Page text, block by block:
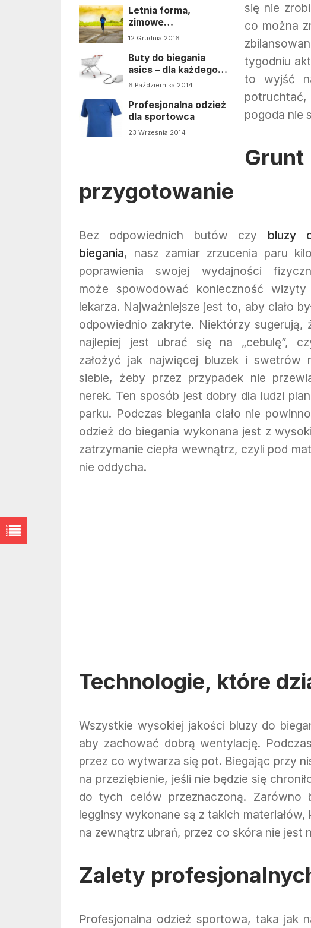
Letnia forma,
zimowe
przygotowania
12 Grudnia 2016
Buty do biegania
asics – dla każdego
coś dobrego
6 Października 2014
Profesjonalna odzież
dla sportowca
23 Września 2014
się nie
co można
tygodniu
to wyjść
pogoda nie
przygotowanie
Bez odpowiednich butów czy bluzy
biegania, nasz zamiar zrzucenia paru
poprawienia swojej wydajności
może spowodować konieczność
lekarza. Najważniejsze jest to, aby ciało
odpowiednio zakryte. Niektórzy sugerują,
najlepiej jest ubrać się na „cebulę”,
założyć jak najwięcej bluzek i swetrów
siebie, żeby przez przypadek nie
nerek. Ten sposób jest dobry dla ludzi
parku. Podczas biegania ciało nie
odzież do biegania wykonana jest z
zatrzymanie ciepła wewnątrz, czyli pod
nie oddycha.
Technologie, które
Wszystkie wysokiej jakości bluzy do
aby zachować dobrą wentylację.
przez co wytwarza się pot. Biegając przy
na przeziębienie, jeśli nie będzie się
do tych celów przeznaczoną.
legginsy wykonane są z takich
na zewnątrz ubrań, przez co skóra nie jest
Zalety
Profesjonalna odzież sportowa, taka jak